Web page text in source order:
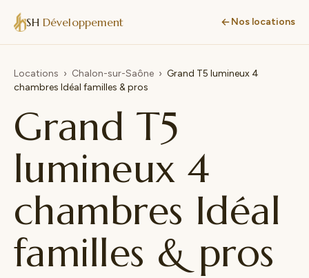
SH Développement Nos locations
Locations › Chalon-sur-Saône › Grand T5 lumineux 4
chambres Idéal familles & pros
Grand T5
lumineux 4
chambres Idéal
familles & pros